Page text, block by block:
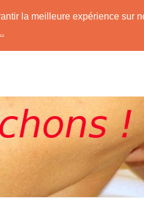
la meilleure expérience sur
Coquines !